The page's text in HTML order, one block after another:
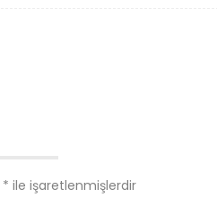
* ile işaretlenmişlerdir